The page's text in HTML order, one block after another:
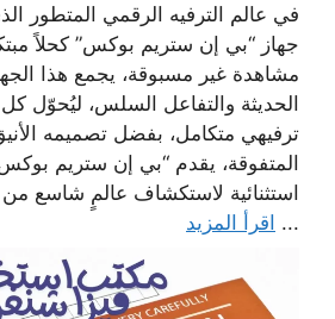
في عالم الترفيه الرقمي المتطور
جهاز “بي إن ستريم بوكس” كحلاً
مشاهدة غير مسبوقة، يجمع هذا
الحديثة والتفاعل السلس، ليُحوّل
ترفيهي متكامل، بفضل تصميمه
المتفوقة، يقدم “بي إن ستريم
استثنائية لاستكشاف عالمٍ شاسع من
... اقرأ المزيد